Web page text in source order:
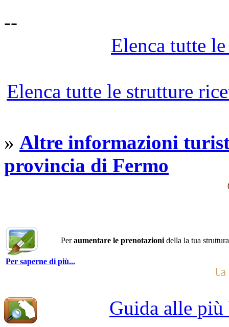
--
Elenca tutte
Elenca tutte le strutture
» Altre informazioni
provincia di Fermo
Peraumentare le prenotazioni della la tua
Per saperne di più...
Guida alle più